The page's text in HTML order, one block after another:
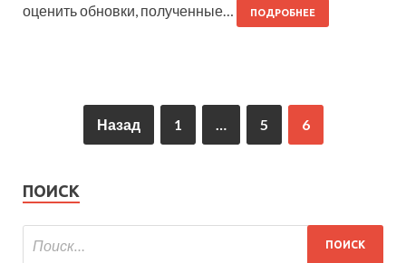
оценить обновки, полученные… ПОДРОБНЕЕ
Назад 1 … 5 6
ПОИСК